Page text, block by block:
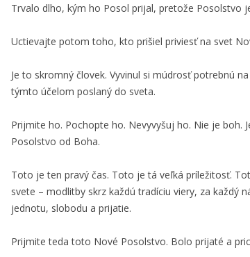
Trvalo dlho, kým ho Posol prijal, pretože Posolstvo
Uctievajte potom toho, kto prišiel priviesť na svet
Je to skromný človek. Vyvinul si múdrosť potrebnú
týmto účelom poslaný do sveta.
Prijmite ho. Pochopte ho. Nevyvyšuj ho. Nie je boh.
Posolstvo od Boha.
Toto je ten pravý čas. Toto je tá veľká príležitosť.
svete – modlitby skrz každú tradíciu viery, za každý
jednotu, slobodu a prijatie.
Prijmite teda toto Nové Posolstvo. Bolo prijaté a